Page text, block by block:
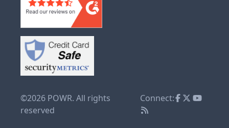
©2026 POWR. All rights
reserved
Connect: